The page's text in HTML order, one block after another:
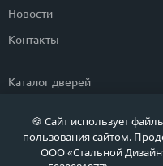
Новости
Контакты
Каталог дверей
Популярные двери
Быстрый подбор двери
🍪 Сайт использует
пользования сайтом.
ООО «Стальной